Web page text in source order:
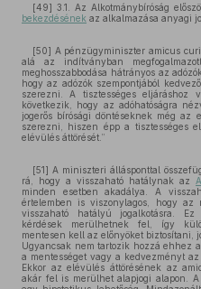
[49] 3.1. Az Alkotmánybíróság
bekezdésének az alkalmazása anyagi
[50] A pénzügyminiszter amicus
alá az indítványban
meghosszabbodása hátrányos az
hogy az adózók szempontjából
szerezni. A tisztességes eljáráshoz
következik, hogy az adóhatóságra
jogerős bírósági döntéseknek még az
szerezni, hiszen épp a tisztességes
elévülés áttörését.”
[51] A miniszteri állásponttal
rá, hogy a visszaható hatálynak az
minden esetben akadálya. A
értelemben is viszonylagos, hogy
visszaható hatályú jogalkotásra. Ez
kérdések merülhetnek fel, így
mentesen kell az előnyöket biztosítani,
Ugyancsak nem tartozik hozzá ehhez
a mentességet vagy a kedvezményt
Ekkor az elévülés áttörésének az
akár fel is merülhet alapjogi alapon.